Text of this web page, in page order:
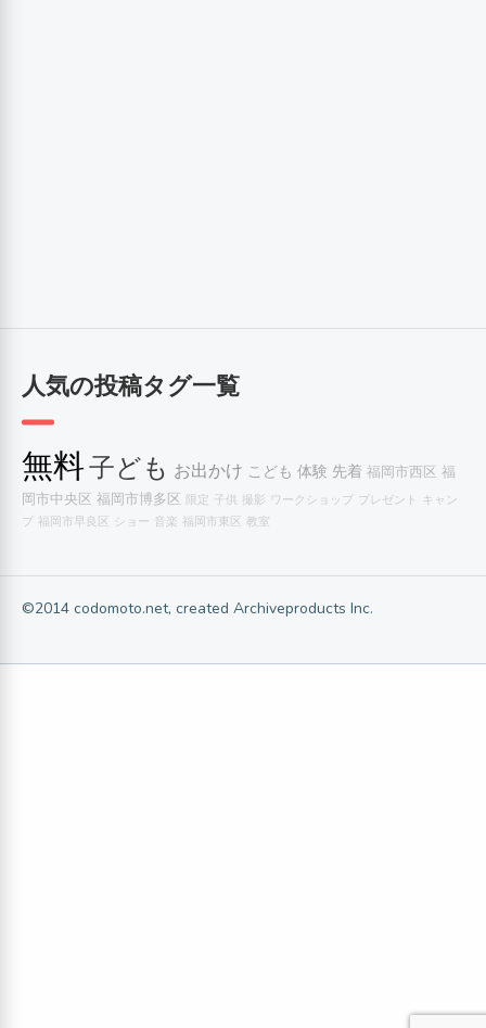
人気の投稿タグ一覧
無料子ども お出かけ こども 体験 先着 福岡市西区 福
岡市中央区 福岡市博多区 限定 子供 撮影 ワークショップ プレゼント キャン
プ 福岡市早良区 ショー 音楽 福岡市東区 教室
©2014 codomoto.net, created Archiveproducts Inc.